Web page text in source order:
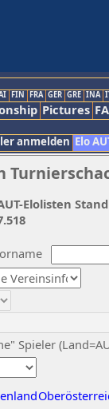
FIN FRA GER GRE INA
Pictures
anmelden Elo
Spieler
Elolisten